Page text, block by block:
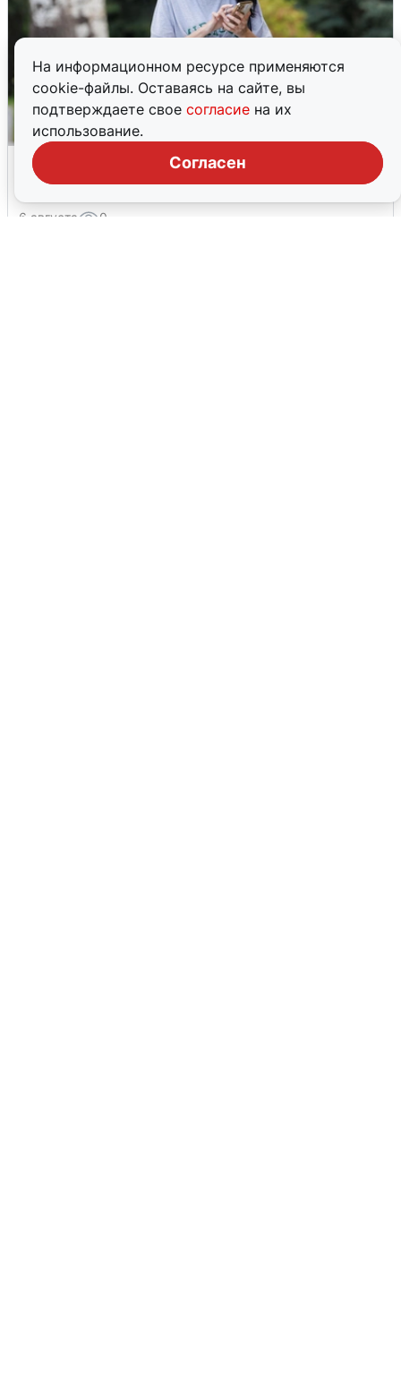
На информационном ресурсе применяются
cookie-файлы. Оставаясь на сайте, вы
подтверждаете свое согласие на их
использование.
Согласен
Волгоградцы остались без
мобильного интернета
6 августа 0